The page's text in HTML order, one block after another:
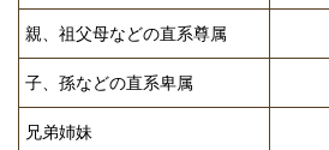
親、祖父母などの直系尊属
子、孫などの直系卑属
兄弟姉妹